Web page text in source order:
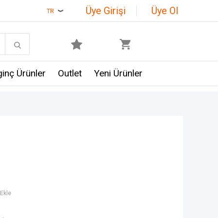
TR Üye Girişi Üye Ol
Ürünler Outlet Yeni Ürünler